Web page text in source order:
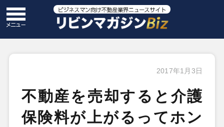
2017年1月3日
不動産を売却すると介護
保険料が上がるってホン